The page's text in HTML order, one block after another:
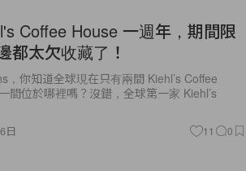
Coffee House 一週年，期間限
都太欠收藏了！
，你知道全球現在只有兩間 Kiehl’s Coffee
間位於哪裡嗎？沒錯，全球第一家 Kiehl’s
日 11 0